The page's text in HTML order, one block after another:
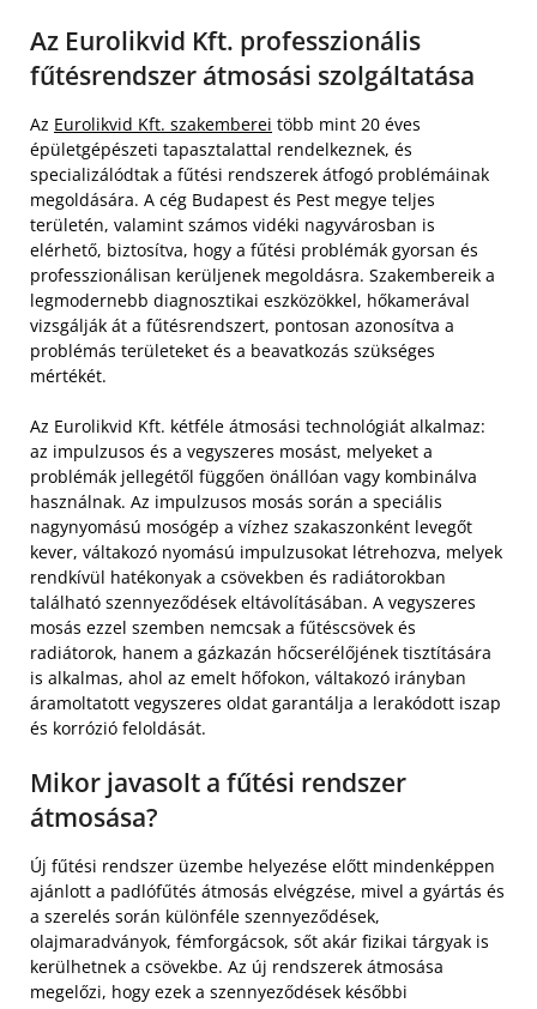
Az Eurolikvid Kft. professzionális
fűtésrendszer átmosási szolgáltatása
Az Eurolikvid Kft. szakemberei több mint 20 éves
épületgépészeti tapasztalattal rendelkeznek, és
specializálódtak a fűtési rendszerek átfogó problémáinak
megoldására. A cég Budapest és Pest megye teljes
területén, valamint számos vidéki nagyvárosban is
elérhető, biztosítva, hogy a fűtési problémák gyorsan és
professzionálisan kerüljenek megoldásra. Szakembereik a
legmodernebb diagnosztikai eszközökkel, hőkamerával
vizsgálják át a fűtésrendszert, pontosan azonosítva a
problémás területeket és a beavatkozás szükséges
mértékét.
Az Eurolikvid Kft. kétféle átmosási technológiát alkalmaz:
az impulzusos és a vegyszeres mosást, melyeket a
problémák jellegétől függően önállóan vagy kombinálva
használnak. Az impulzusos mosás során a speciális
nagynyomású mosógép a vízhez szakaszonként levegőt
kever, váltakozó nyomású impulzusokat létrehozva, melyek
rendkívül hatékonyak a csövekben és radiátorokban
található szennyeződések eltávolításában. A vegyszeres
mosás ezzel szemben nemcsak a fűtéscsövek és
radiátorok, hanem a gázkazán hőcserélőjének tisztítására
is alkalmas, ahol az emelt hőfokon, váltakozó irányban
áramoltatott vegyszeres oldat garantálja a lerakódott iszap
és korrózió feloldását.
Mikor javasolt a fűtési rendszer
átmosása?
Új fűtési rendszer üzembe helyezése előtt mindenképpen
ajánlott a padlófűtés átmosás elvégzése, mivel a gyártás és
a szerelés során különféle szennyeződések,
olajmaradványok, fémforgácsok, sőt akár fizikai tárgyak is
kerülhetnek a csövekbe. Az új rendszerek átmosása
megelőzi, hogy ezek a szennyeződések későbbi